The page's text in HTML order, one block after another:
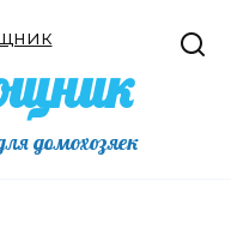
домохозяек